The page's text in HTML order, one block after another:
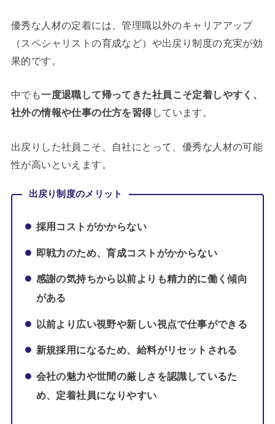
優秀な人材の定着には、管理職以外のキャリアアップ
（スペシャリストの育成など）や出戻り制度の充実が効
果的です。
中でも一度退職して帰ってきた社員こそ定着しやすく、
社外の情報や仕事の仕方を習得しています。
出戻りした社員こそ、自社にとって、優秀な人材の可能
性が高いといえます。
出戻り制度のメリット
採用コストがかからない
即戦力のため、育成コストがかからない
感謝の気持ちから以前よりも精力的に働く傾向
がある
以前より広い視野や新しい視点で仕事ができる
新規採用になるため、給料がリセットされる
会社の魅力や世間の厳しさを認識しているた
め、定着社員になりやすい